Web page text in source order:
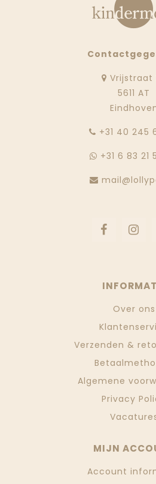
Vrijstraat
5611 AT
‭+31 40 245
+31 6 83 21
Over ons
Verzenden &
Algemene
Privacy
MIJN
Account